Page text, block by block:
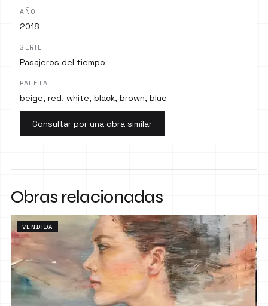
AÑO
2018
SERIE
Pasajeros del tiempo
PALETA
beige, red, white, black, brown, blue
Consultar por una obra similar
Obras relacionadas
VENDIDA